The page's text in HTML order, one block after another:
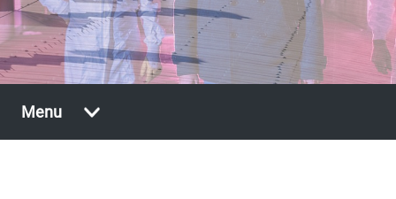
Menu
al
contenuto